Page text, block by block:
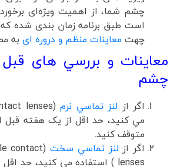
چشم شما، از اهمیت ویژه‌ای
است طبق برنامه زمان بندی شده
چهت معاینات منظم و دروره ای به
معاینات و بررسي های
چشم
اگر از لنز تماسي نرم
مي کنيد، حد اقل از يک هفته قبل
متوقف کنيد.
اگر از لنز تماسي سخت contact